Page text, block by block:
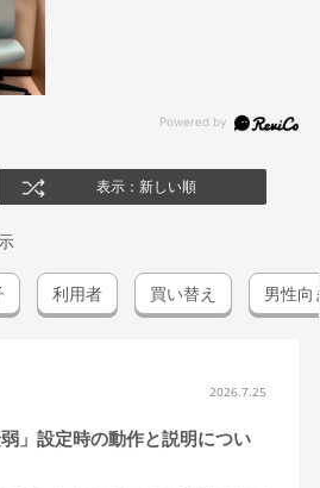
表示：新しい順
利用者 買い替え 男性向
2026.7.25
」設定時の動作と説明につい